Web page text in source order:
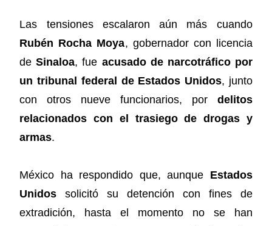
Las tensiones escalaron aún más cuando
Rubén Rocha Moya, gobernador con licencia
deSinaloa, fue acusado de narcotráfico por
un tribunal federal de Estados Unidos, junto
con otros nueve funcionarios, por delitos
relacionados con el trasiego de drogas y
armas.
México ha respondido que, aunque Estados
Unidos solicitó su detención con fines de
extradición, hasta el momento no se han